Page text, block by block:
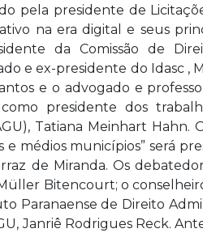
pela presidente de
na era digital e seus
da Comissão de
e ex-presidente do Idasc
e o advogado e
como presidente dos
Tatiana Meinhart
e médios municípios” será
de Miranda. Os
Bitencourt; o
Paranaense de Direito
Janriê Rodrigues Reck.